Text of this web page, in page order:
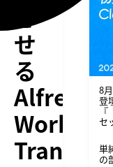
さ
せ
る
Alfred
8
登
セ
単
の